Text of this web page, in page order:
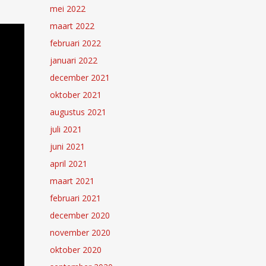
mei 2022
maart 2022
februari 2022
januari 2022
december 2021
oktober 2021
augustus 2021
juli 2021
juni 2021
april 2021
maart 2021
februari 2021
december 2020
november 2020
oktober 2020